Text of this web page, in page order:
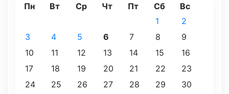
Пн Вт Ср Чт Пт Сб Вс
1
2
3
4 5 6 7 8
9
10
11 12 13 14 15
16
17
18 19 20 21 22
23
24
25 26 27 28 29
30